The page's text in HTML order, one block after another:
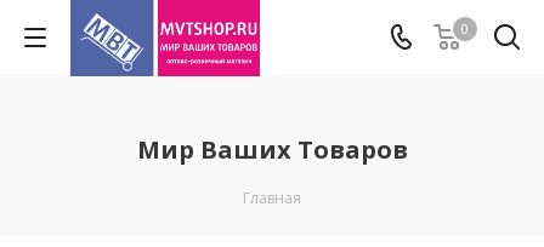
0
Мир Ваших Товаров
Главная